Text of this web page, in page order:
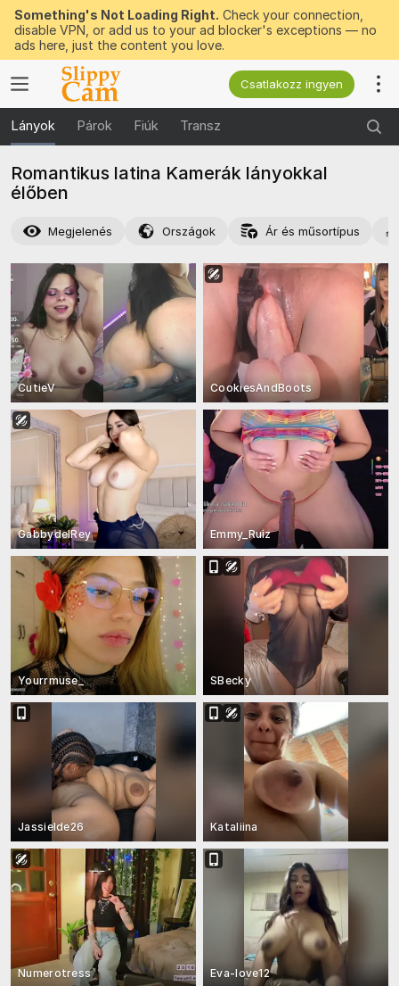
Something's Not Loading Right. Check your connection,
disable VPN, or add us to your ad blocker's exceptions — no
ads here, just the content you love.
Csatlakozz ingyen
Lányok Párok Fiúk Transz
Romantikus latina Kamerák lányokkal
élőben
Megjelenés Országok Ár és műsortípus
CutieV CookiesAndBoots
GabbydelRey Emmy_Ruiz
Yourrmuse_ SBecky
Jassielde26 Kataliina
Numerotress Eva-love12